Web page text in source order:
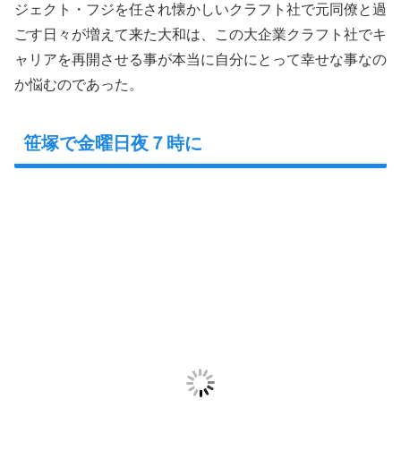
ジェクト・フジを任され懐かしいクラフト社で元同僚と過
ごす日々が増えて来た大和は、この大企業クラフト社でキ
ャリアを再開させる事が本当に自分にとって幸せな事なの
か悩むのであった。
笹塚で金曜日夜７時に